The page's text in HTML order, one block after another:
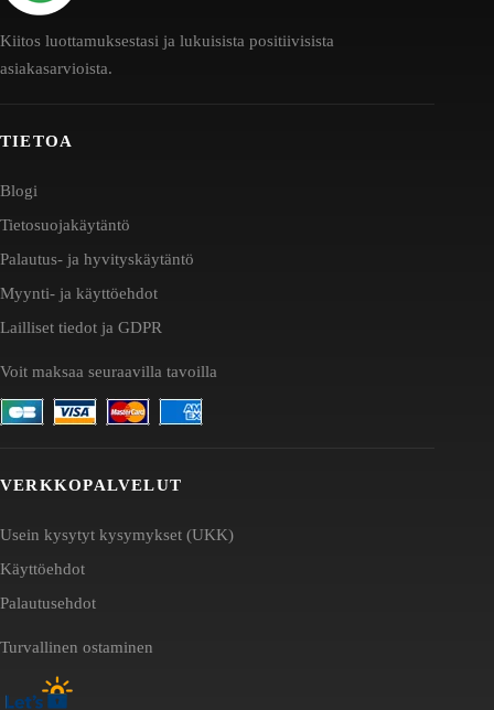
Kiitos luottamuksestasi ja lukuisista positiivisista
asiakasarvioista.
TIETOA
Blogi
Tietosuojakäytäntö
Palautus- ja hyvityskäytäntö
Myynti- ja käyttöehdot
Lailliset tiedot ja GDPR
Voit maksaa seuraavilla tavoilla
VERKKOPALVELUT
Usein kysytyt kysymykset (UKK)
Käyttöehdot
Palautusehdot
Turvallinen ostaminen